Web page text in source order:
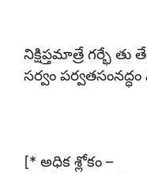
నిక్షిప్తమాత్రే గర్భే
సర్వం
[* అధిక శ్లోకం –